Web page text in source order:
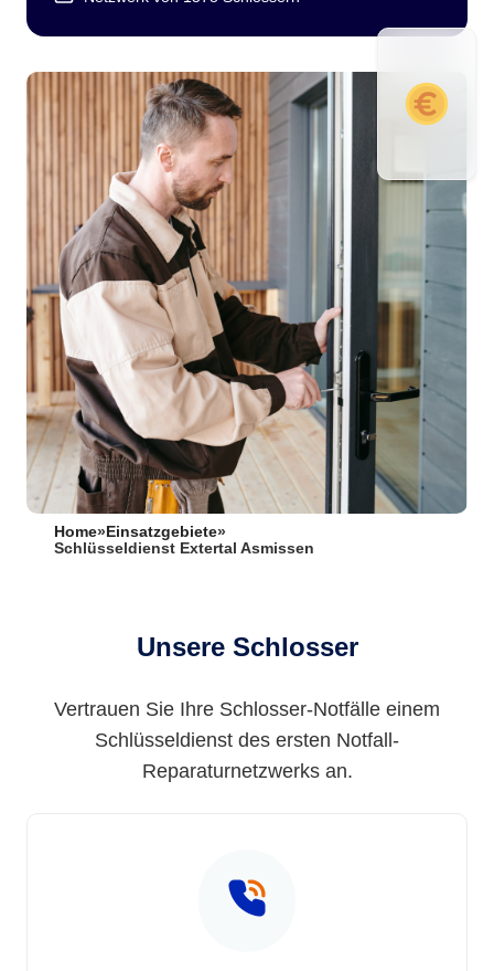
Home» Einsatzgebiete»
Schlüsseldienst Extertal Asmissen
Unsere Schlosser
Vertrauen Sie Ihre Schlosser-Notfälle einem
Schlüsseldienst des ersten Notfall-
Reparaturnetzwerks an.